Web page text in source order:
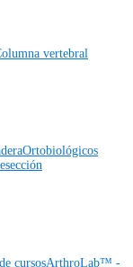
vertebral
Ortobiológicos
cursosArthroLab™ -